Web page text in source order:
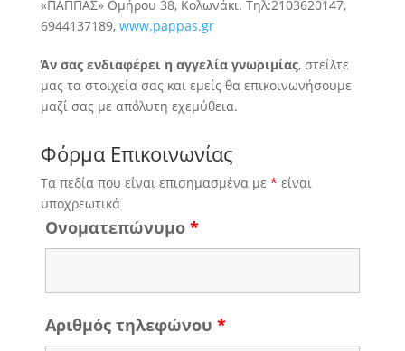
«ΠΑΠΠΑΣ» Ομήρου 38, Κολωνάκι. Τηλ:2103620147,
6944137189, www.pappas.gr
Άν σας ενδιαφέρει η αγγελία γνωριμίας, στείλτε
μας τα στοιχεία σας και εμείς θα επικοινωνήσουμε
μαζί σας με απόλυτη εχεμύθεια.
Φόρμα Επικοινωνίας
Τα πεδία που είναι επισημασμένα με * είναι
υποχρεωτικά
Ονοματεπώνυμο *
Αριθμός τηλεφώνου *